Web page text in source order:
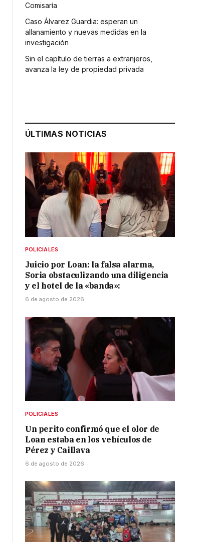
Comisaría
Caso Álvarez Guardia: esperan un
allanamiento y nuevas medidas en la
investigación
Sin el capítulo de tierras a extranjeros,
avanza la ley de propiedad privada
ÚLTIMAS NOTICIAS
POLICIALES
Juicio por Loan: la falsa alarma,
Soria obstaculizando una diligencia
y el hotel de la «banda»:
6 de agosto de 2026
POLICIALES
Un perito confirmó que el olor de
Loan estaba en los vehículos de
Pérez y Caillava
6 de agosto de 2026